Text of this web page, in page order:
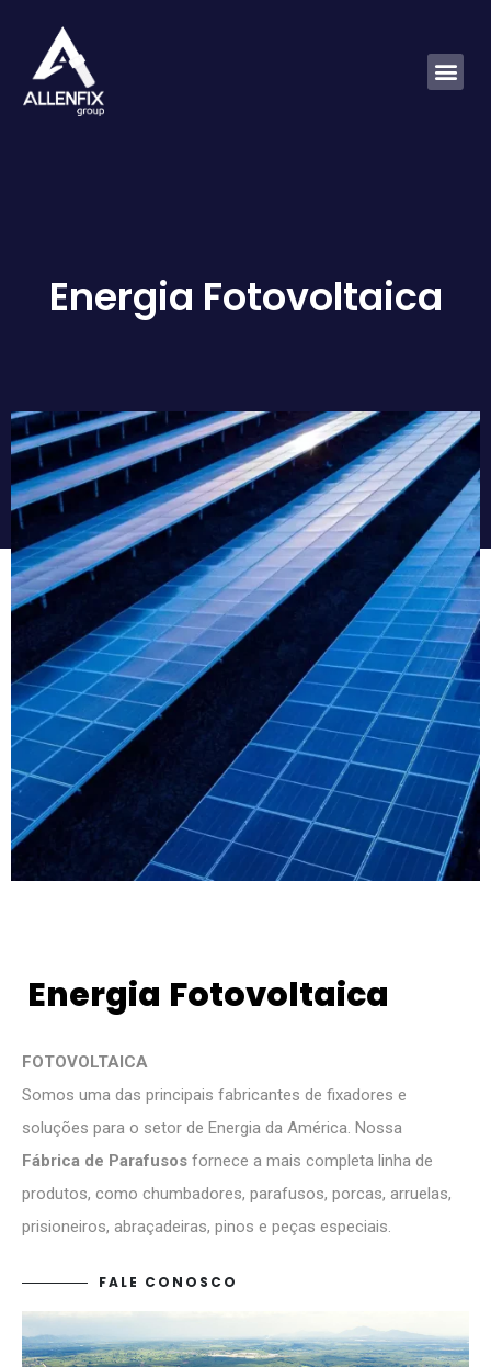
Energia Fotovoltaica
Energia Fotovoltaica
FOTOVOLTAICA
Somos uma das principais fabricantes de fixadores e
soluções para o setor de Energia da América. Nossa
Fábrica de Parafusos fornece a mais completa linha de
produtos, como chumbadores, parafusos, porcas, arruelas,
prisioneiros, abraçadeiras, pinos e peças especiais.
FALE CONOSCO